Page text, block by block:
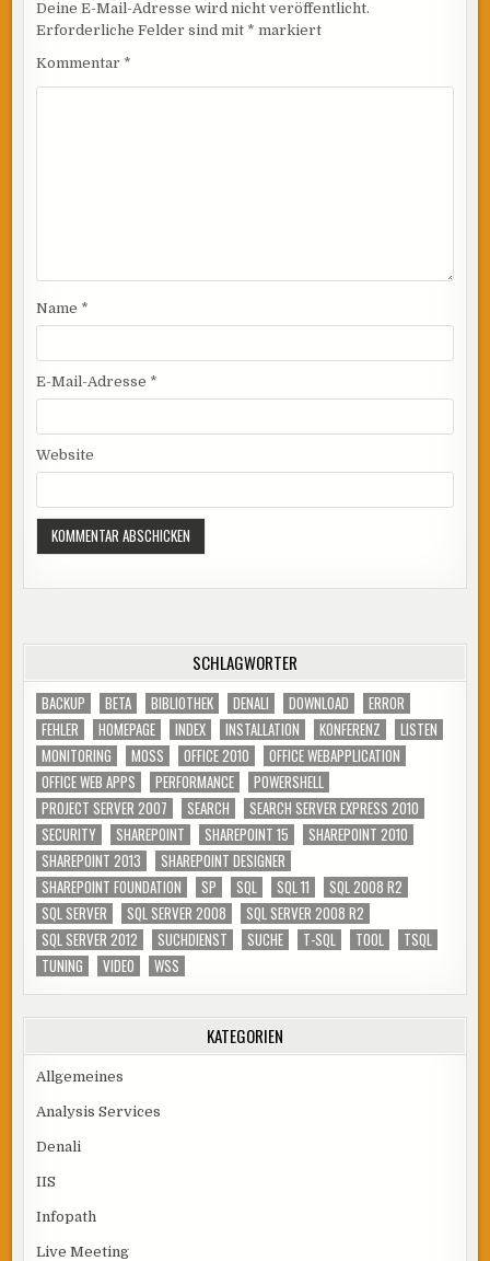
Deine E-Mail-Adresse wird nicht veröffentlicht.
Erforderliche Felder sind mit * markiert
Kommentar *
Name *
E-Mail-Adresse *
Website
SCHLAGWÖRTER
BACKUP BETA BIBLIOTHEK DENALI DOWNLOAD
ERROR
FEHLER
HOMEPAGE INDEX INSTALLATION KONFERENZ
LISTEN
MONITORING
MOSS OFFICE 2010
OFFICE WEBAPPLICATION
OFFICE WEB APPS
PERFORMANCE
POWERSHELL
PROJECT SERVER 2007
SEARCH
SEARCH SERVER EXPRESS 2010
SECURITY
SHAREPOINT SHAREPOINT 15
SHAREPOINT 2010
SHAREPOINT 2013
SHAREPOINT DESIGNER
SHAREPOINT FOUNDATION
SP SQL SQL 11
SQL 2008 R2
SQL SERVER
SQL SERVER 2008
SQL SERVER 2008 R2
SQL SERVER 2012
SUCHDIENST SUCHE T-SQL TOOL
TSQL
TUNING
VIDEO WSS
KATEGORIEN
Allgemeines
Analysis Services
Denali
IIS
Infopath
Live Meeting